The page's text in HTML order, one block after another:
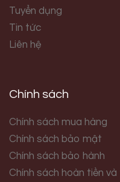
Tuyển dụng
Tin tức
Liên hệ
Chính sách
Chính sách mua hàng
Chính sách bảo mật
Chính sách bảo hành
Chính sách hoàn tiền